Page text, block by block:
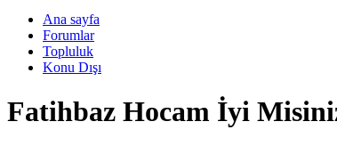
Ana sayfa
Forumlar
Topluluk
Konu Dışı
Fatihbaz Hocam İyi